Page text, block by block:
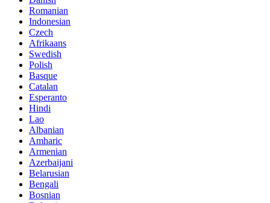
Romanian
Indonesian
Czech
Afrikaans
Swedish
Polish
Basque
Catalan
Esperanto
Hindi
Lao
Albanian
Amharic
Armenian
Azerbaijani
Belarusian
Bengali
Bosnian